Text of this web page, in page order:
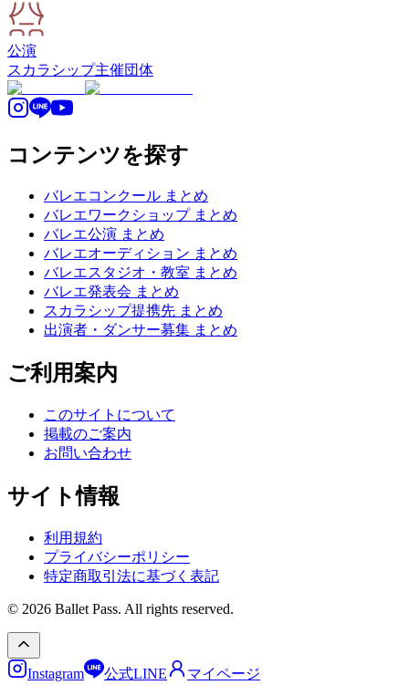
公演
スカラシップ主催団体
コンテンツを探す
バレエコンクール まとめ
バレエワークショップ まとめ
バレエ公演 まとめ
バレエオーディション まとめ
バレエスタジオ・教室 まとめ
バレエ発表会 まとめ
スカラシップ提携先 まとめ
出演者・ダンサー募集 まとめ
ご利用案内
このサイトについて
掲載のご案内
お問い合わせ
サイト情報
利用規約
プライバシーポリシー
特定商取引法に基づく表記
© 2026 Ballet Pass. All rights reserved.
Instagram 公式LINE マイページ